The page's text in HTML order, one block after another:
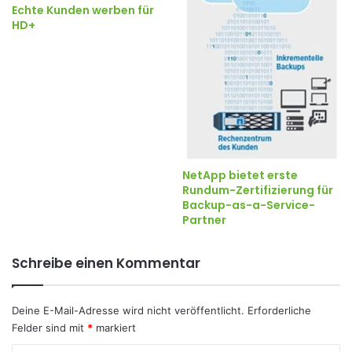
Echte Kunden werben für
HD+
NetApp bietet erste
Rundum-Zertifizierung für
Backup-as-a-Service-
Partner
Schreibe einen Kommentar
Deine E-Mail-Adresse wird nicht veröffentlicht. Erforderliche
Felder sind mit * markiert